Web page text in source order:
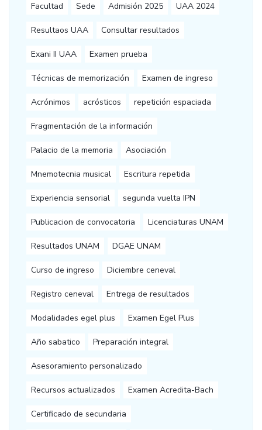
Facultad Sede Admisión 2025 UAA 2024
Resultaos UAA Consultar resultados
Exani II UAA Examen prueba
Técnicas de memorización Examen de ingreso
Acrónimos acrósticos repetición espaciada
Fragmentación de la información
Palacio de la memoria Asociación
Mnemotecnia musical Escritura repetida
Experiencia sensorial segunda vuelta IPN
Publicacion de convocatoria Licenciaturas UNAM
Resultados UNAM DGAE UNAM
Curso de ingreso Diciembre ceneval
Registro ceneval Entrega de resultados
Modalidades egel plus Examen Egel Plus
Año sabatico Preparación integral
Asesoramiento personalizado
Recursos actualizados Examen Acredita-Bach
Certificado de secundaria